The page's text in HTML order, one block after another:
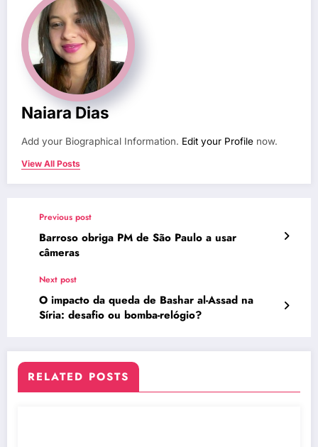
Naiara Dias
Add your Biographical Information. Edit your Profile now.
View All Posts
Previous post
Barroso obriga PM de São Paulo a usar
câmeras
Next post
O impacto da queda de Bashar al-Assad na
Síria: desafio ou bomba-relógio?
RELATED POSTS